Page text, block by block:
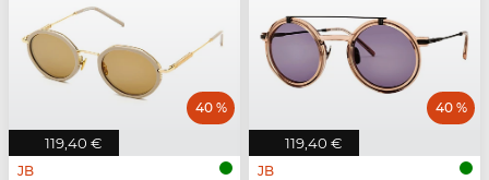
119,40 €
40 %
JB
119,40 €
40 %
JB